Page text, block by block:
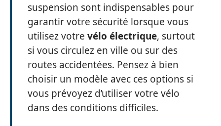
suspension sont indispensables pour
garantir votre sécurité lorsque vous
utilisez votre vélo électrique, surtout
si vous circulez en ville ou sur des
routes accidentées. Pensez à bien
choisir un modèle avec ces options si
vous prévoyez d’utiliser votre vélo
dans des conditions difficiles.